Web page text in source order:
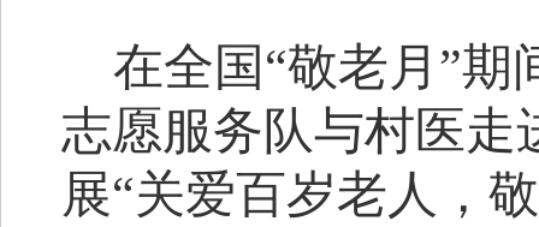
在全国“敬老月”期
志愿服务队与村医走
展“关爱百岁老人，